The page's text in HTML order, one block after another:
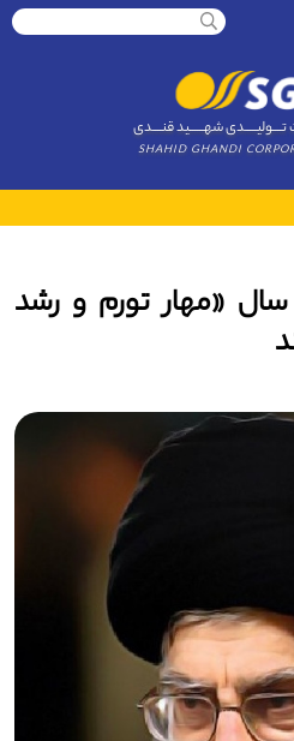
شهــــــید قنــــدی
SHAHID GHANDI
انقلاب ۱۴۰۲ را سال «مهار تورم و رشد